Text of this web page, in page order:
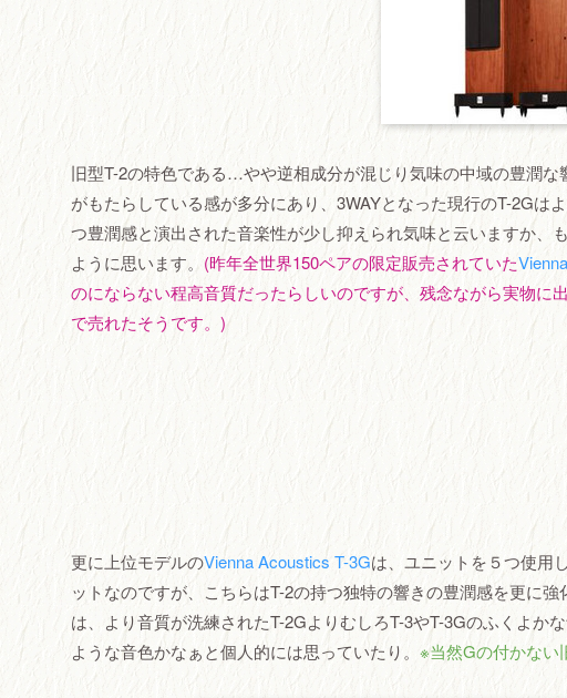
旧型T-2の特色である…やや逆相成分が混じり気味の中域の豊潤
がもたらしている感が多分にあり、3WAYとなった現行のT-2G
つ豊潤感と演出された音楽性が少し抑えられ気味と云いますか、
ように思います。 (昨年全世界150ペアの限定販売されていた
のにならない程高音質だったらしいのですが、残念ながら実物に
で売れたそうです。)
更に上位モデルのVienna Acoustics T-3Gは、ユニットを５つ使用
ットなのですが、こちらはT-2の持つ独特の響きの豊潤感を更に
は、より音質が洗練されたT-2GよりむしろT-3やT-3Gのふくよか
ような音色かなぁと個人的には思っていたり。 ※当然Gの付かない